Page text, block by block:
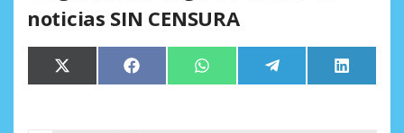
noticias SIN CENSURA
Compartir
en
X
(Twitter)
Compartir
en
Facebook Compartir
en
WhatsApp Compartir
en
Telegram
en
LinkedIn